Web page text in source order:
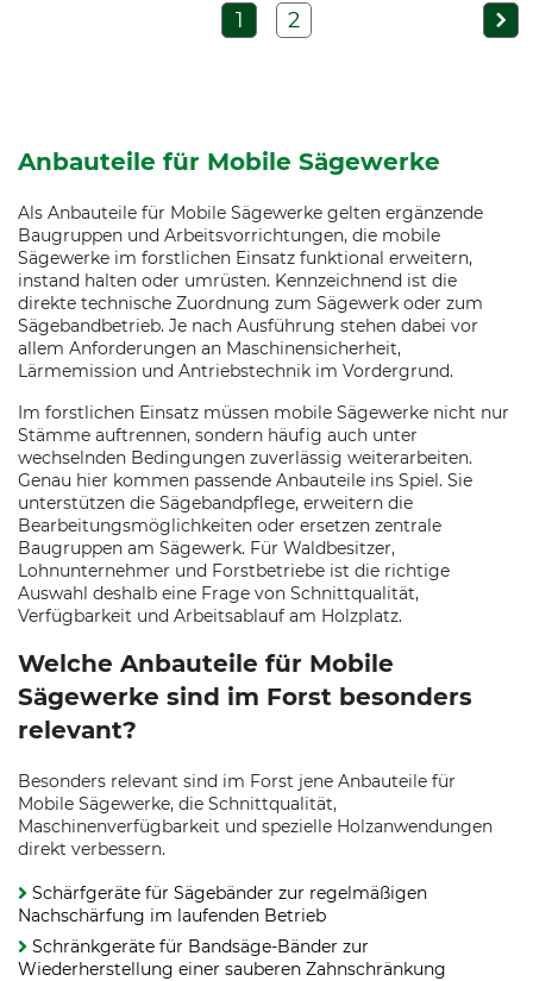
1 2
Anbauteile für Mobile Sägewerke
Als Anbauteile für Mobile Sägewerke gelten ergänzende
Baugruppen und Arbeitsvorrichtungen, die mobile
Sägewerke im forstlichen Einsatz funktional erweitern,
instand halten oder umrüsten. Kennzeichnend ist die
direkte technische Zuordnung zum Sägewerk oder zum
Sägebandbetrieb. Je nach Ausführung stehen dabei vor
allem Anforderungen an Maschinensicherheit,
Lärmemission und Antriebstechnik im Vordergrund.
Im forstlichen Einsatz müssen mobile Sägewerke nicht nur
Stämme auftrennen, sondern häufig auch unter
wechselnden Bedingungen zuverlässig weiterarbeiten.
Genau hier kommen passende Anbauteile ins Spiel. Sie
unterstützen die Sägebandpflege, erweitern die
Bearbeitungsmöglichkeiten oder ersetzen zentrale
Baugruppen am Sägewerk. Für Waldbesitzer,
Lohnunternehmer und Forstbetriebe ist die richtige
Auswahl deshalb eine Frage von Schnittqualität,
Verfügbarkeit und Arbeitsablauf am Holzplatz.
Welche Anbauteile für Mobile
Sägewerke sind im Forst besonders
relevant?
Besonders relevant sind im Forst jene Anbauteile für
Mobile Sägewerke, die Schnittqualität,
Maschinenverfügbarkeit und spezielle Holzanwendungen
direkt verbessern.
Schärfgeräte für Sägebänder zur regelmäßigen
Nachschärfung im laufenden Betrieb
Schränkgeräte für Bandsäge-Bänder zur
Wiederherstellung einer sauberen Zahnschränkung